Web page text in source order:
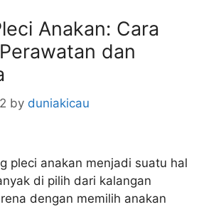
Anakan: Cara
dan
by duniakicau
pleci anakan menjadi suatu hal
di pilih dari kalangan
dengan memilih anakan